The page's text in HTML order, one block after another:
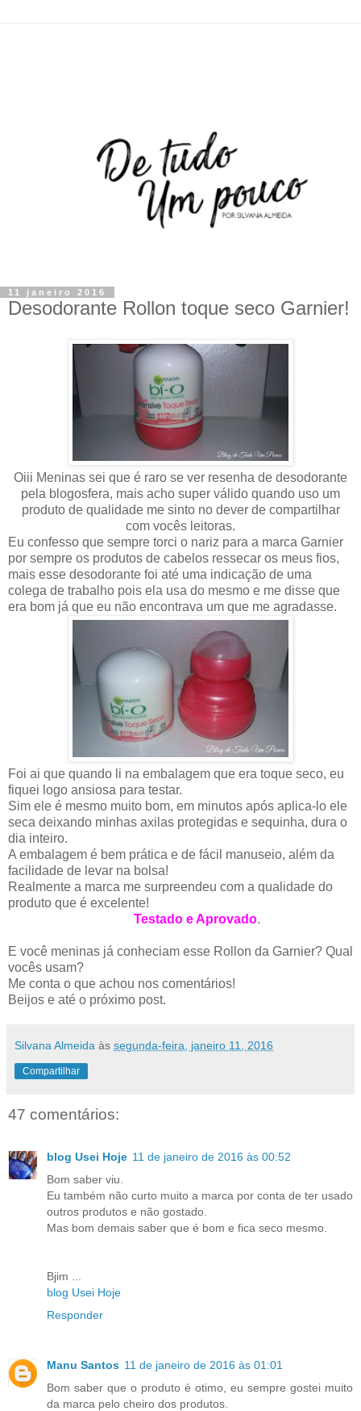
11 janeiro 2016
Desodorante Rollon toque seco Garnier!
Oiii Meninas sei que é raro se ver resenha de desodorante
pela blogosfera, mais acho super válido quando uso um
produto de qualidade me sinto no dever de compartilhar
com vocês leitoras.
Eu confesso que sempre torci o nariz para a marca Garnier
por sempre os produtos de cabelos ressecar os meus fios,
mais esse desodorante foi até uma indicação de uma
colega de trabalho pois ela usa do mesmo e me disse que
era bom já que eu não encontrava um que me agradasse.
Foi ai que quando li na embalagem que era toque seco, eu
fiquei logo ansiosa para testar.
Sim ele é mesmo muito bom, em minutos após aplica-lo ele
seca deixando minhas axilas protegidas e sequinha, dura o
dia inteiro.
A embalagem é bem prática e de fácil manuseio, além da
facilidade de levar na bolsa!
Realmente a marca me surpreendeu com a qualidade do
produto que é excelente!
Testado e Aprovado.
E você meninas já conheciam esse Rollon da Garnier? Qual
vocês usam?
Me conta o que achou nos comentários!
Beijos e até o próximo post.
Silvana Almeida às segunda-feira, janeiro 11, 2016
Compartilhar
47 comentários:
blog Usei Hoje 11 de janeiro de 2016 às 00:52
Bom saber viu.
Eu também não curto muito a marca por conta de ter usado
outros produtos e não gostado.
Mas bom demais saber que é bom e fica seco mesmo.
Bjim ...
blog Usei Hoje
Responder
Manu Santos 11 de janeiro de 2016 às 01:01
Bom saber que o produto é otimo, eu sempre gostei muito
da marca pelo cheiro dos produtos.